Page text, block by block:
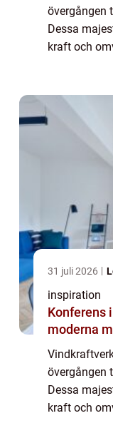
övergången
Dessa
kraft och
31 juli 2026
inspiration
Konferens i mora
moderna
övergången
Dessa
kraft och